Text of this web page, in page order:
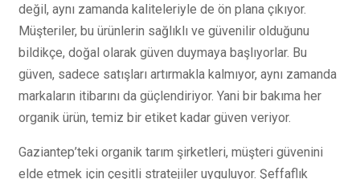
değil, aynı zamanda kaliteleriyle de ön plana çıkıyor.
Müşteriler, bu ürünlerin sağlıklı ve güvenilir olduğunu
bildikçe, doğal olarak güven duymaya başlıyorlar. Bu
güven, sadece satışları artırmakla kalmıyor, aynı zamanda
markaların itibarını da güçlendiriyor. Yani bir bakıma her
organik ürün, temiz bir etiket kadar güven veriyor.
Gaziantep’teki organik tarım şirketleri, müşteri güvenini
elde etmek için çeşitli stratejiler uyguluyor. Şeffaflık